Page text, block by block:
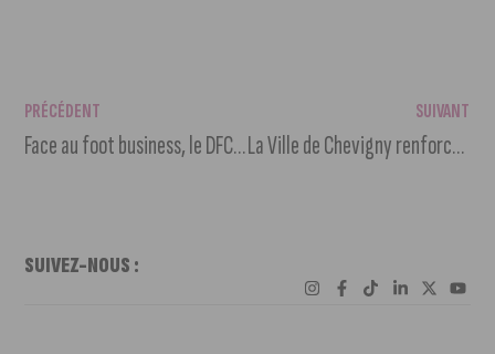
PRÉCÉDENT
Face au foot business, le DFCO lance une taxe Tobin pour aider les associations locales
SUIVANT
La Ville de Chevigny renforce la sécurité dans les transports publics
SUIVEZ-NOUS :